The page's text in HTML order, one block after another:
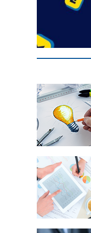
CARNET
25 avril 2022
Afin
ukrainiens
FEUILLETER